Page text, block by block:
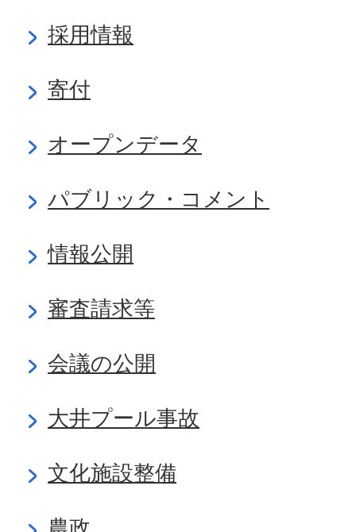
採用情報
寄付
オープンデータ
パブリック・コメント
情報公開
審査請求等
会議の公開
大井プール事故
文化施設整備